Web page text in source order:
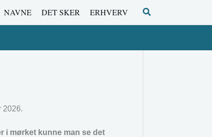
NAVNE DET SKER ERHVERV Søg
2026.
i mørket kunne man se det